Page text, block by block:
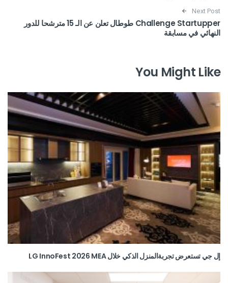
Next Post
Challenge Startupper طوطال تعلن عن الـ 15 مترشحا للدور
النهائي في مسابقة
You Might Like
إل جي تستعرض تجربةالمنزل الذكي خلال LG InnoFest 2026 MEA